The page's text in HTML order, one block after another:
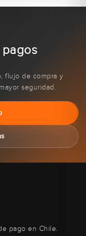
pagos
flujo de compra y
seguridad.
pago en Chile.